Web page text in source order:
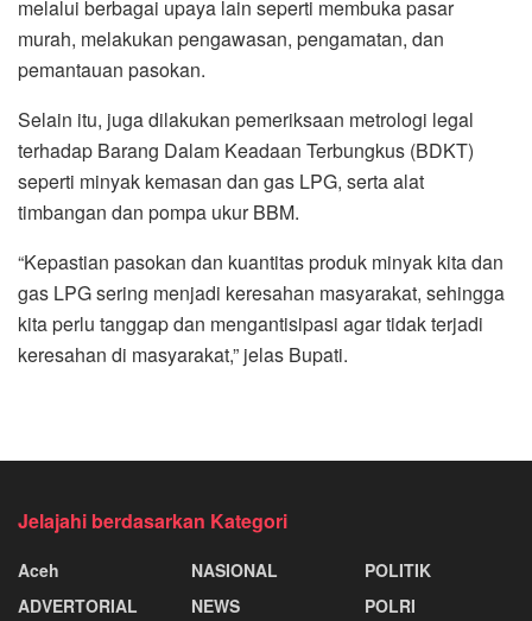
melalui berbagai upaya lain seperti membuka pasar
murah, melakukan pengawasan, pengamatan, dan
pemantauan pasokan.
Selain itu, juga dilakukan pemeriksaan metrologi legal
terhadap Barang Dalam Keadaan Terbungkus (BDKT)
seperti minyak kemasan dan gas LPG, serta alat
timbangan dan pompa ukur BBM.
“Kepastian pasokan dan kuantitas produk minyak kita dan
gas LPG sering menjadi keresahan masyarakat, sehingga
kita perlu tanggap dan mengantisipasi agar tidak terjadi
keresahan di masyarakat,” jelas Bupati.
Jelajahi berdasarkan Kategori
Aceh
ADVERTORIAL
NASIONAL
NEWS
POLITIK
POLRI